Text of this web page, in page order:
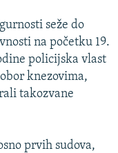
seže do
na početku 19.
policijska vlast
knezovima,
takozvane
prvih sudova,